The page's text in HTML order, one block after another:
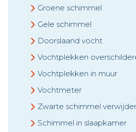
Groene schimmel
Gele schimmel
Doorslaand vocht
Vochtplekken
Vochtplekken in muur
Vochtmeter
Zwarte schimmel
Schimmel in slaapkamer